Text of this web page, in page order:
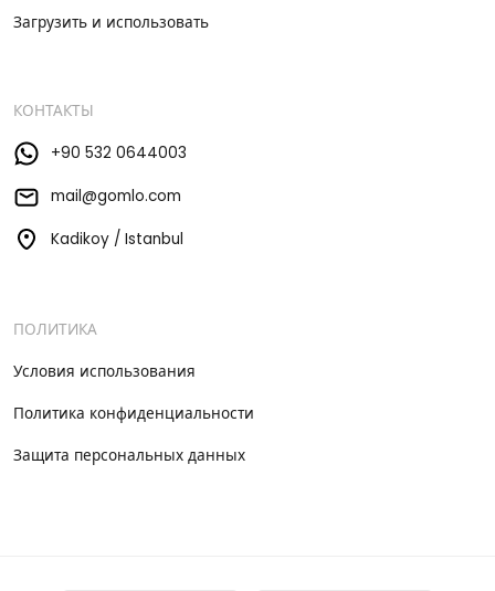
Загрузить и использовать
КОНТАКТЫ
+90 532 0644003
mail@gomlo.com
Kadikoy / Istanbul
ПОЛИТИКА
Условия использования
Политика конфиденциальности
Защита персональных данных